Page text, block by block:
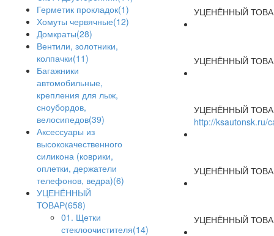
Герметик прокладок(1)
Хомуты червячные(12)
Домкраты(28)
Вентили, золотники,
колпачки(11)
Багажники
автомобильные,
крепления для лыж,
сноубордов,
велосипедов(39)
Аксессуары из
высококачественного
силикона (коврики,
оплетки, держатели
телефонов, ведра)(6)
УЦЕНЁННЫЙ
ТОВАР(658)
01. Щетки
стеклоочистителя(14)
УЦЕНЁННЫЙ
УЦЕНЁННЫЙ
УЦЕНЁННЫЙ
http://ksautonsk.ru/
УЦЕНЁННЫЙ
УЦЕНЁННЫЙ